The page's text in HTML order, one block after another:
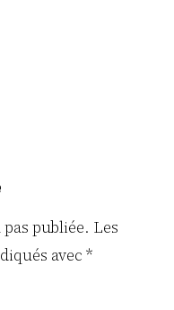
pas publiée. Les
avec*